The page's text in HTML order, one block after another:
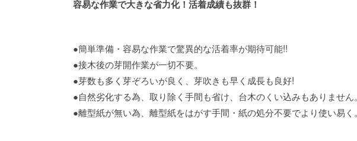
容易な作業で大きな省力化！活着成績も抜群！
●簡単準備・容易な作業で驚異的な活着率が期待可能!!
●接木後の芽開作業が一切不要。
●芽数も多く芽ぞろいが良く、芽吹きも早く成長も良好!
●自然劣化する為、取り除く手間も省け、台木のくい込みもありません。
●離型紙が無い為、離型紙をはがす手間・紙の処分不要でより使い易く。